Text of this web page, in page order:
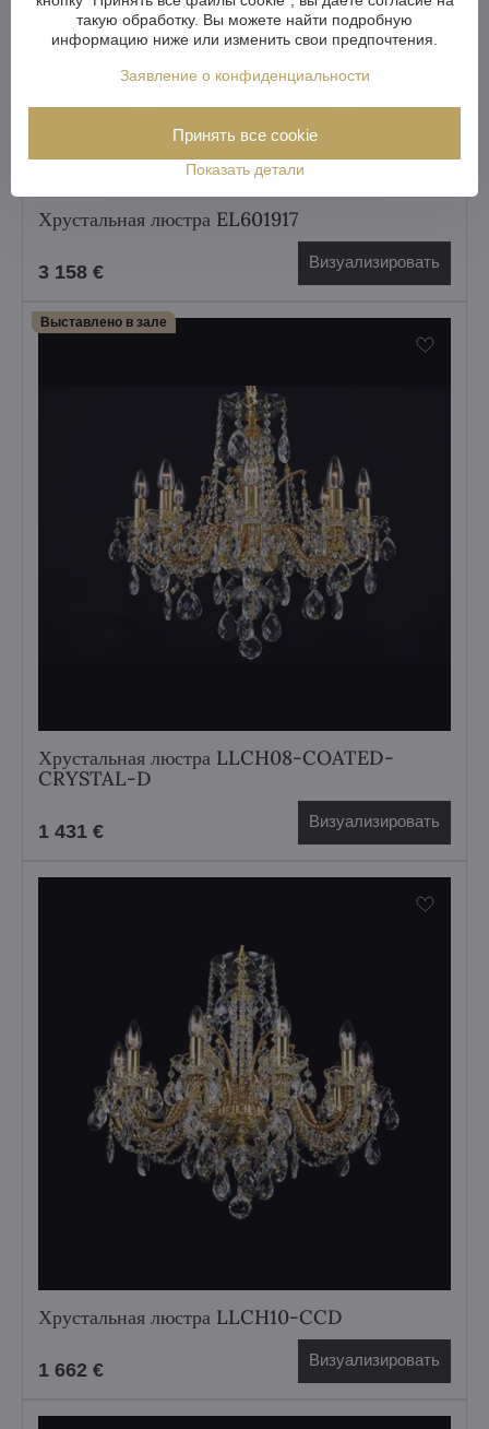
Хрустальная люстра EL601917
3 158 € Визуализировать
Выставлено в зале
Хрустальная люстра LLCH08-COATED-
CRYSTAL-D
1 431 € Визуализировать
Хрустальная люстра LLCH10-CCD
1 662 € Визуализировать
такую обработку. Вы можете найти подробную
информацию ниже или изменить свои предпочтения.
Заявление о конфиденциальности
Показать детали
Принять все cookie